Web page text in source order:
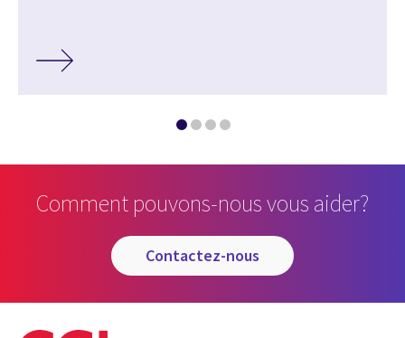
Comment pouvons-nous vous aider?
contactez-nous